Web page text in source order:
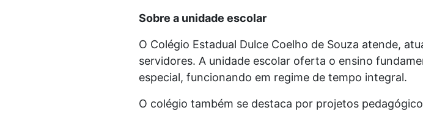
Sobre a unidade escolar
O Colégio Estadual Dulce Coelho de Souza atende,
servidores. A unidade escolar oferta o ensino
especial, funcionando em regime de tempo integral.
O colégio também se destaca por projetos